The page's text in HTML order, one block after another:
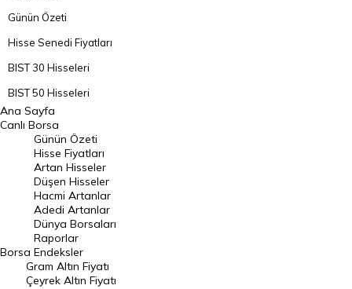
Günün Özeti
Hisse Senedi Fiyatları
BIST 30 Hisseleri
BIST 50 Hisseleri
BIST 100 Hisseleri
En Çok Artan Hisseler
En Çok Düşen Hisseler
Hacmi Artanlar
Geçmiş Kapanışlar
Dünya Borsaları
Raporlar
Ana Sayfa
Canlı Borsa
Borsa
Günün Özeti
Hisse Fiyatları
Artan Hisseler
Düşen Hisseler
Hacmi Artanlar
Adedi Artanlar
Dünya Borsaları
Raporlar
Endeksler
Gram Altın Fiyatı
Çeyrek Altın Fiyatı